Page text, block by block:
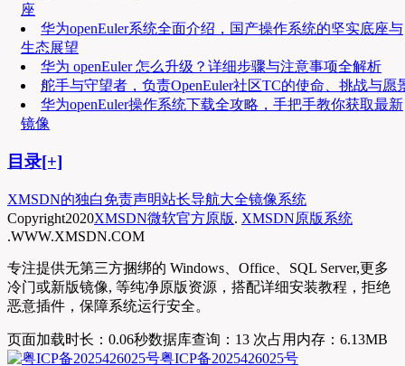
座
华为openEuler系统全面介绍，国产操作系统的坚实底座与
生态展望
华为 openEuler 怎么升级？详细步骤与注意事项全解析
舵手与守望者，负责OpenEuler社区TC的使命、挑战与愿
华为openEuler操作系统下载全攻略，手把手教你获取最新
镜像
目录[+]
XMSDN的独白免责声明站长导航大全镜像系统
Copyright2020XMSDN微软官方原版. XMSDN原版系统
.WWW.XMSDN.COM
专注提供无第三方捆绑的 Windows、Office、SQL Server,更多
冷门或新版镜像, 等纯净原版资源，搭配详细安装教程，拒绝
恶意插件，保障系统运行安全。
页面加载时长：0.06秒数据库查询：13 次占用内存：6.13MB
粤ICP备2025426025号